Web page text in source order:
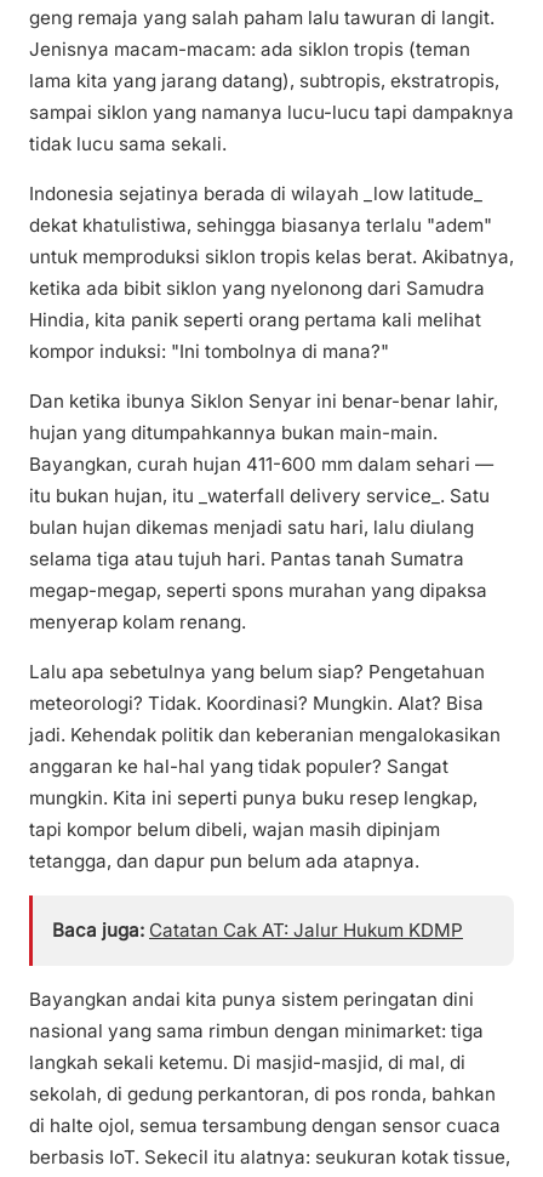
geng remaja yang salah paham lalu tawuran di langit.
Jenisnya macam-macam: ada siklon tropis (teman
lama kita yang jarang datang), subtropis, ekstratropis,
sampai siklon yang namanya lucu-lucu tapi dampaknya
tidak lucu sama sekali.
Indonesia sejatinya berada di wilayah _low latitude_
dekat khatulistiwa, sehingga biasanya terlalu "adem"
untuk memproduksi siklon tropis kelas berat. Akibatnya,
ketika ada bibit siklon yang nyelonong dari Samudra
Hindia, kita panik seperti orang pertama kali melihat
kompor induksi: "Ini tombolnya di mana?"
Dan ketika ibunya Siklon Senyar ini benar-benar lahir,
hujan yang ditumpahkannya bukan main-main.
Bayangkan, curah hujan 411-600 mm dalam sehari —
itu bukan hujan, itu _waterfall delivery service_. Satu
bulan hujan dikemas menjadi satu hari, lalu diulang
selama tiga atau tujuh hari. Pantas tanah Sumatra
megap-megap, seperti spons murahan yang dipaksa
menyerap kolam renang.
Lalu apa sebetulnya yang belum siap? Pengetahuan
meteorologi? Tidak. Koordinasi? Mungkin. Alat? Bisa
jadi. Kehendak politik dan keberanian mengalokasikan
anggaran ke hal-hal yang tidak populer? Sangat
mungkin. Kita ini seperti punya buku resep lengkap,
tapi kompor belum dibeli, wajan masih dipinjam
tetangga, dan dapur pun belum ada atapnya.
Baca juga: Catatan Cak AT: Jalur Hukum KDMP
Bayangkan andai kita punya sistem peringatan dini
nasional yang sama rimbun dengan minimarket: tiga
langkah sekali ketemu. Di masjid-masjid, di mal, di
sekolah, di gedung perkantoran, di pos ronda, bahkan
di halte ojol, semua tersambung dengan sensor cuaca
berbasis IoT. Sekecil itu alatnya: seukuran kotak tissue,